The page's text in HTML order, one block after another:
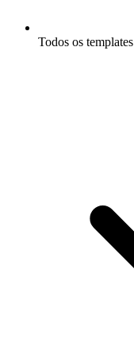
Todos os templates